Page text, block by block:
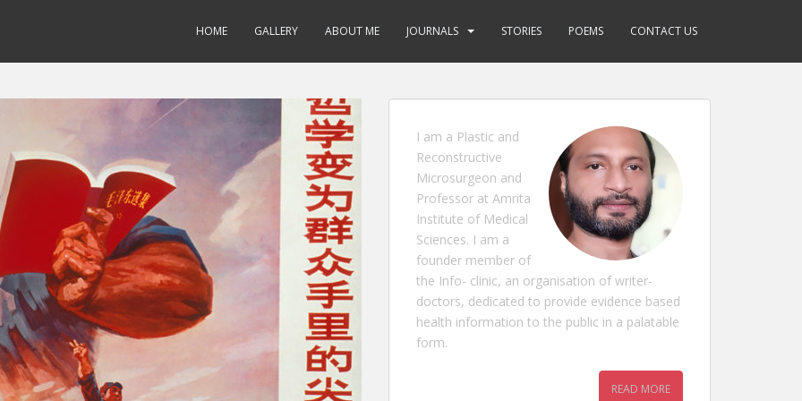
HOME GALLERY ABOUT ME JOURNALS STORIES POEMS CONTACT US
I am a Plastic and
Reconstructive
Microsurgeon and
Professor at Amrita
Institute of Medical
Sciences. I am a
founder member of
the Info- clinic, an organisation of writer-
doctors, dedicated to provide evidence based
health information to the public in a palatable
form.
READ MORE